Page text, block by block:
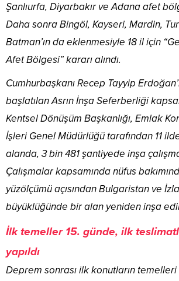
Şanlıurfa, Diyarbakır ve Adana afet
Daha sonra Bingöl, Kayseri, Mardin,
Batman’ın da eklenmesiyle 18 il için
Afet Bölgesi” kararı alındı.
Cumhurbaşkanı Recep Tayyip
başlatılan Asrın İnşa Seferberliği
Kentsel Dönüşüm Başkanlığı, Emlak
İşleri Genel Müdürlüğü tarafından 11
alanda, 3 bin 481 şantiyede inşa
Çalışmalar kapsamında nüfus
yüzölçümü açısından Bulgaristan ve
büyüklüğünde bir alan yeniden inşa
İlk temeller 15. günde, ilk
yapıldı
Deprem sonrası ilk konutların temelleri